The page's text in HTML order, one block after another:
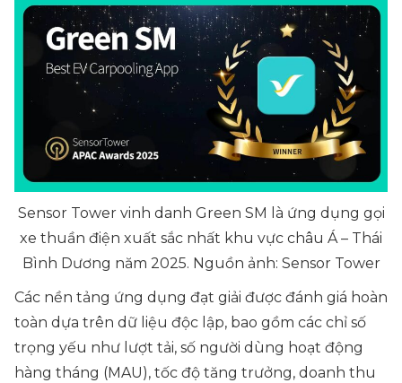
Sensor Tower vinh danh Green SM là ứng dụng gọi
xe thuần điện xuất sắc nhất khu vực châu Á – Thái
Bình Dương năm 2025. Nguồn ảnh: Sensor Tower
Các nền tảng ứng dụng đạt giải được đánh giá hoàn
toàn dựa trên dữ liệu độc lập, bao gồm các chỉ số
trọng yếu như lượt tải, số người dùng hoạt động
hàng tháng (MAU), tốc độ tăng trưởng, doanh thu